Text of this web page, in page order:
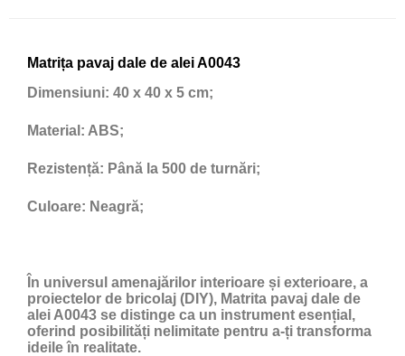
Matrița pavaj dale de alei A0043
Dimensiuni: 40 x 40 x 5 cm;
Material: ABS;
Rezistență: Până la 500 de turnări;
Culoare: Neagră;
În universul amenajărilor interioare și exterioare, a
proiectelor de bricolaj (DIY), Matrita pavaj dale de
alei A0043 se distinge ca un instrument esențial,
oferind posibilități nelimitate pentru a-ți transforma
ideile în realitate.